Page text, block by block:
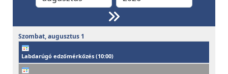
Szombat,augusztus 1
Labdarúgó edzőmérkőzés (10:00)